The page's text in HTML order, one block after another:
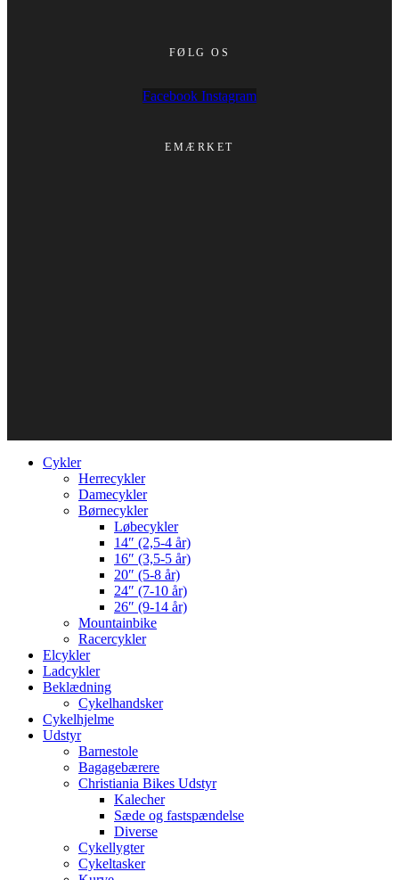
FØLG OS
Facebook Instagram
EMÆRKET
Cykler
Herrecykler
Damecykler
Børnecykler
Løbecykler
14″ (2,5-4 år)
16″ (3,5-5 år)
20″ (5-8 år)
24″ (7-10 år)
26″ (9-14 år)
Mountainbike
Racercykler
Elcykler
Ladcykler
Beklædning
Cykelhandsker
Cykelhjelme
Udstyr
Barnestole
Bagagebærere
Christiania Bikes Udstyr
Kalecher
Sæde og fastspændelse
Diverse
Cykellygter
Cykeltasker